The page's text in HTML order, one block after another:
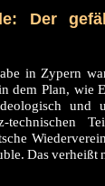
Der
in Zypern
dem Plan, wie
und
Das verheißt